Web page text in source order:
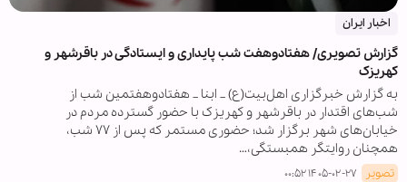
اخبار ایران
گزارش تصویری/ هفتادوهفت شب پایداری و ایستادگی در باقرشهر و
کهریزک
به گزارش خبرگزاری اهل‌بیت(ع) _ ابنا _ هفتادوهفتمین شب از
شب‌های اقتدار در باقرشهر و کهریزک با حضور گسترده مردم در
خیابان‌های شهر برگزار شد؛ حضوری مستمر که پس از ۷۷ شب،
همچنان روایتگر همبستگی،…
تصویر ۱۴۰۵-۰۲-۲۷ ۰۰:۵۲